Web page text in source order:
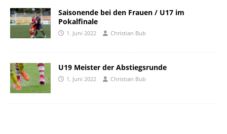
Saisonende bei den Frauen / U17 im
Pokalfinale
1. Juni 2022 Christian Bub
U19 Meister der Abstiegsrunde
1. Juni 2022 Christian Bub